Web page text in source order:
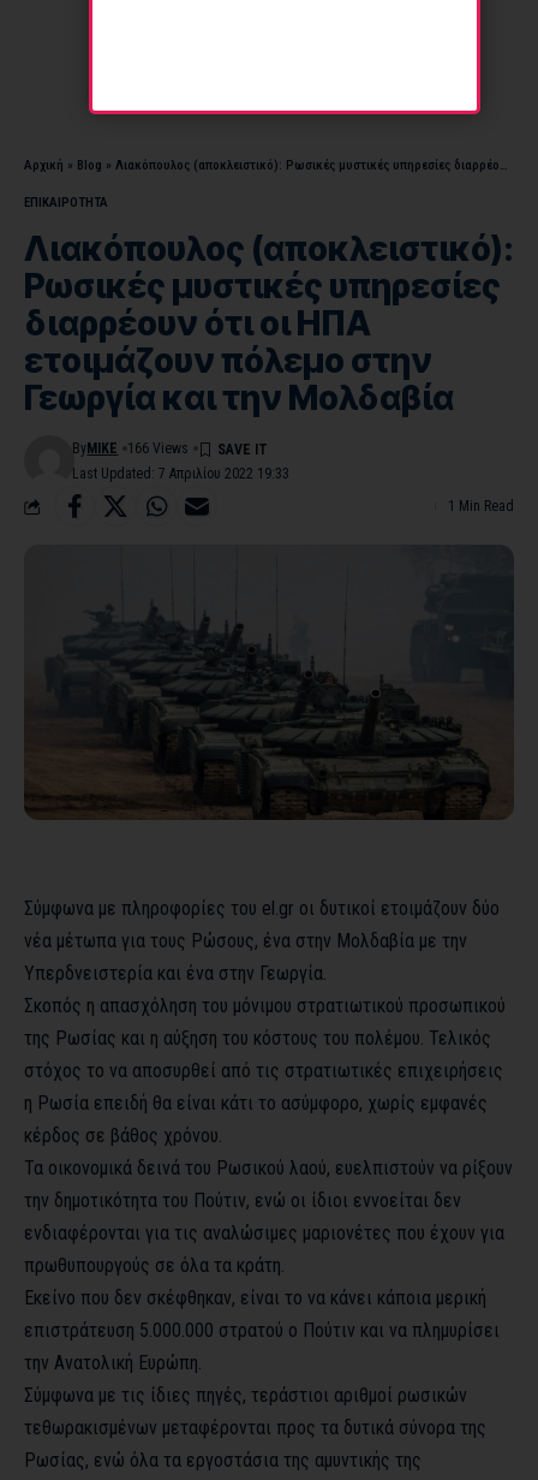
Αρχική » Blog » Λιακόπουλος (αποκλειστικό): Ρωσικές μυστικές υπηρεσίες διαρρέουν ότι οι ΗΠΑ ετοιμάζουν πόλεμο στην Γεωργία και την Μολδαβία
ΕΠΙΚΑΙΡΟΤΗΤΑ
Λιακόπουλος (αποκλειστικό):
Ρωσικές μυστικές υπηρεσίες
διαρρέουν ότι οι ΗΠΑ
ετοιμάζουν πόλεμο στην
Γεωργία και την Μολδαβία
Last Updated: 7 Απριλίου 2022 19:33
By MIKE 166 Views
1 Min Read
Σύμφωνα με πληροφορίες του el.gr οι δυτικοί ετοιμάζουν δύο
νέα μέτωπα για τους Ρώσους, ένα στην Μολδαβία με την
Υπερδνειστερία και ένα στην Γεωργία.
Σκοπός η απασχόληση του μόνιμου στρατιωτικού προσωπικού
της Ρωσίας και η αύξηση του κόστους του πολέμου. Τελικός
στόχος το να αποσυρθεί από τις στρατιωτικές επιχειρήσεις
η Ρωσία επειδή θα είναι κάτι το ασύμφορο, χωρίς εμφανές
κέρδος σε βάθος χρόνου.
Τα οικονομικά δεινά του Ρωσικού λαού, ευελπιστούν να ρίξουν
την δημοτικότητα του Πούτιν, ενώ οι ίδιοι εννοείται δεν
ενδιαφέρονται για τις αναλώσιμες μαριονέτες που έχουν για
πρωθυπουργούς σε όλα τα κράτη.
Εκείνο που δεν σκέφθηκαν, είναι το να κάνει κάποια μερική
επιστράτευση 5.000.000 στρατού ο Πούτιν και να πλημυρίσει
την Ανατολική Ευρώπη.
Σύμφωνα με τις ίδιες πηγές, τεράστιοι αριθμοί ρωσικών
τεθωρακισμένων μεταφέρονται προς τα δυτικά σύνορα της
Ρωσίας, ενώ όλα τα εργοστάσια της αμυντικής της